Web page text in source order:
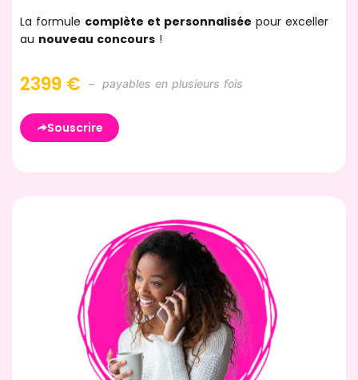
La formule complète et personnalisée pour exceller
au nouveau concours !
2399 € – payables en plusieurs fois
Souscrire